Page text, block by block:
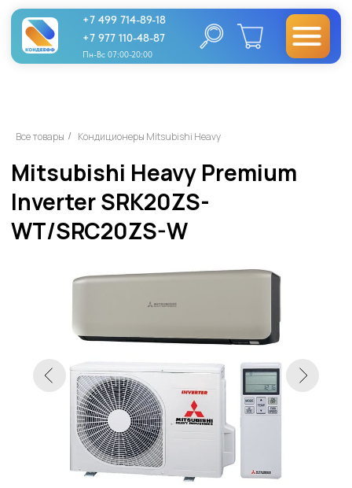
+7 499 714-89-18
+7 977 110-48-87
Пн-Вс 07:00-20:00
Все товары / Кондиционеры Mitsubishi Heavy
Inverter SRK20ZS-
WT/SRC20ZS-W
до 25 м²
151 900₽